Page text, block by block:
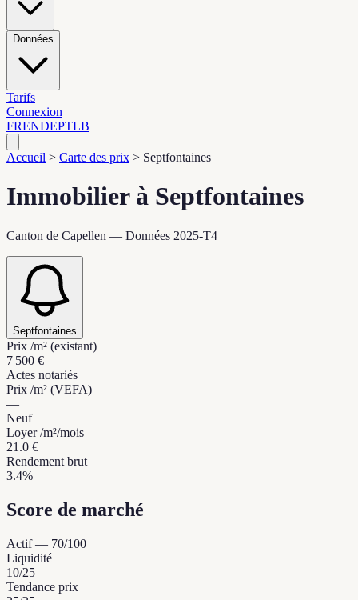
Données
Tarifs
Connexion
FRENDEPTLB
Accueil > Carte des prix > Septfontaines
Immobilier à Septfontaines
Canton de Capellen — Données 2025-T4
Septfontaines
Prix /m² (existant)
7 500 €
Actes notariés
Prix /m² (VEFA)
—
Neuf
Loyer /m²/mois
21.0 €
Rendement brut
3.4%
Score de marché
Actif— 70/100
Liquidité
10/25
Tendance prix